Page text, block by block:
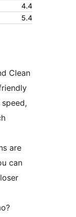
4.4
5.4
Clean
are
can